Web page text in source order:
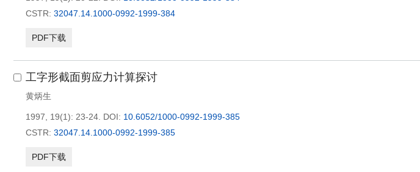
CSTR: 32047.14.1000-0992-1999-384
PDF下载
工字形截面剪应力计算探讨
黄炳生
1997, 19(1): 23-24. DOI: 10.6052/1000-0992-1999-385
CSTR: 32047.14.1000-0992-1999-385
PDF下载